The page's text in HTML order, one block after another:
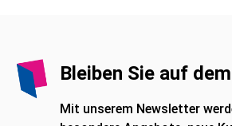
Bleiben Sie auf
Mit unserem Newsletter